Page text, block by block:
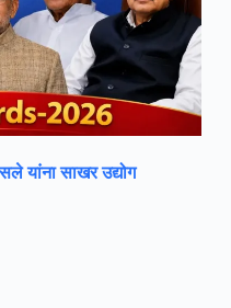
यांना साखर उद्योग